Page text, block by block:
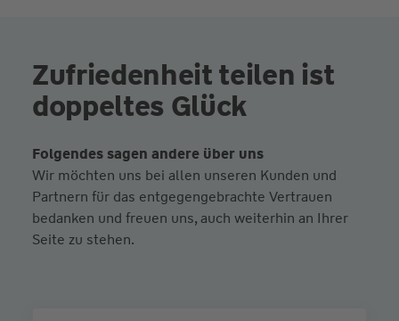
Zufriedenheit teilen ist
doppeltes Glück
Folgendes sagen andere über uns
Wir möchten uns bei allen unseren Kunden und
Partnern für das entgegengebrachte Vertrauen
bedanken und freuen uns, auch weiterhin an Ihrer
Seite zu stehen.